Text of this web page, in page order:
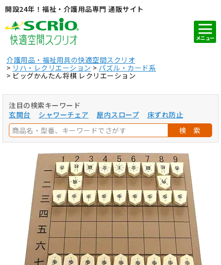
開設24年！福祉・介護用品専門 通販サイト
メニュー
介護用品・福祉用具の快適空間スクリオ
リハ・レクリエーション
パズル・カード系
ビッグかんたん将棋 レクリエーション
注目の検索キーワード
玄関台
シャワーチェア 屋内スロープ
床ずれ防止
検 索